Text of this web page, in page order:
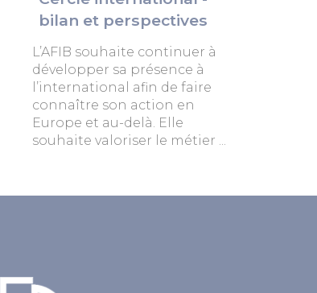
bilan et perspectives
L’AFIB souhaite continuer à
développer sa présence à
l’international afin de faire
connaître son action en
Europe et au-delà. Elle
souhaite valoriser le métier ...